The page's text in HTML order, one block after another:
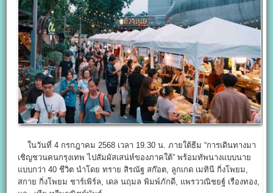
ในวันที่ 4 กรกฎาคม 2568 เวลา 19.30 น. ภายใต้ธีม “การเดินทางมา
เชิญชวนคนกรุงเทพ ไปสัมผัสเสน่ห์ของภาคใต้” พร้อมทัพนางแบบนาย
แบบกว่า 40 ชีวิต นำโดย ทราย สิรณัฐ สก๊อต, ลูกเกด เมทินี กิ่งโพยม,
สกาย กิ่งโพยม ชาร์เพิร์ล, เดล นฤมล พิมพ์ภักดี, แพรววณิชยฐ์ เรืองทอง,